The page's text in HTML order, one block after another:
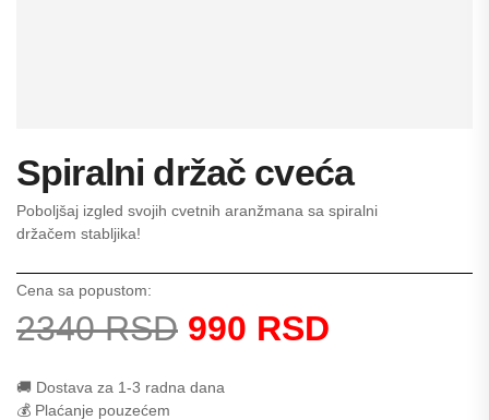
Spiralni držač cveća
Poboljšaj izgled svojih cvetnih aranžmana sa spiralni
držačem stabljika!
Cena sa popustom:
2340 RSD 990 RSD
🚚 Dostava za 1-3 radna dana
💰 Plaćanje pouzećem